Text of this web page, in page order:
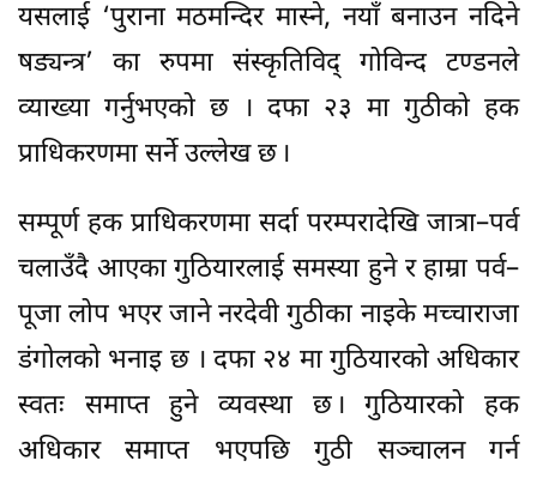
यसलाई ‘पुराना मठमन्दिर मास्ने, नयाँ बनाउन नदिने
षड्यन्त्र’ का रुपमा संस्कृतिविद् गोविन्द टण्डनले
व्याख्या गर्नुभएको छ । दफा २३ मा गुठीको हक
प्राधिकरणमा सर्ने उल्लेख छ ।
सम्पूर्ण हक प्राधिकरणमा सर्दा परम्परादेखि जात्रा–पर्व
चलाउँदै आएका गुठियारलाई समस्या हुने र हाम्रा पर्व–
पूजा लोप भएर जाने नरदेवी गुठीका नाइके मच्चाराजा
डंगोलको भनाइ छ । दफा २४ मा गुठियारको अधिकार
स्वतः समाप्त हुने व्यवस्था छ । गुठियारको हक
अधिकार समाप्त भएपछि गुठी सञ्चालन गर्न